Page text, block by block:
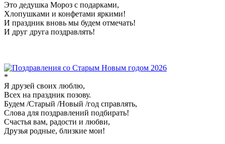
Это дедушка Мороз с подарками,
Хлопушками и конфетами яркими!
И праздник вновь мы будем отмечать!
И друг друга поздравлять!
*
Я друзей своих люблю,
Всех на праздник позову.
Будем /Старый /Новый /год справлять,
Слова для поздравлений подбирать!
Счастья вам, радости и любви,
Друзья родные, близкие мои!